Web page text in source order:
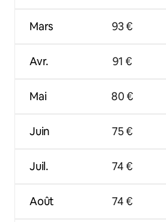
Mars
Avr.
Mai
Juin
Juil.
Août
93 €
91 €
80 €
75 €
74 €
74 €